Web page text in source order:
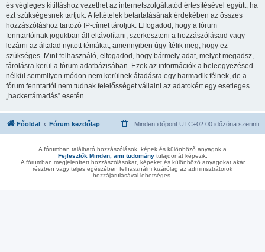
és végleges kitiltáshoz vezethet az internetszolgáltatód értesítésével együtt, ha
ezt szükségesnek tartjuk. A feltételek betartatásának érdekében az összes
hozzászóláshoz tartozó IP-címet tároljuk. Elfogadod, hogy a fórum
fenntartóinak jogukban áll eltávolítani, szerkeszteni a hozzászólásaid vagy
lezárni az általad nyitott témákat, amennyiben úgy ítélik meg, hogy ez
szükséges. Mint felhasználó, elfogadod, hogy bármely adat, melyet megadsz,
tárolásra kerül a fórum adatbázisában. Ezek az információk a beleegyezésed
nélkül semmilyen módon nem kerülnek átadásra egy harmadik félnek, de a
fórum fenntartói nem tudnak felelősséget vállalni az adatokért egy esetleges
„hackertámadás” esetén.
Főoldal Fórum kezdőlap Minden időpont UTC+02:00 időzóna szerinti
A fórumban található hozzászólások, képek és különböző anyagok a
Fejlesztők Minden, ami tudománytulajdonát képezik.
A fórumban megjelenített hozzászólásokat, képeket és különböző anyagokat akár
részben vagy teljes egészében felhasználni kizárólag az adminisztrátorok
hozzájárulásával lehetséges.